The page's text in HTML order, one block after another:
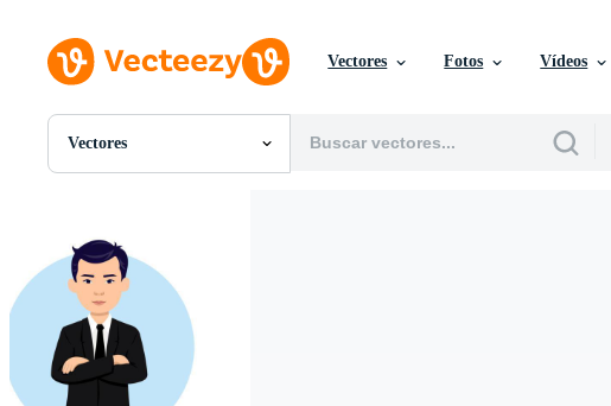
Vectores Fotos Vídeos
Vectores
Todas Imágenes
PSDs
SVGs
Plantillas
Vectores
Videos
Gráficos en Movimiento
Imágenes Editoriales